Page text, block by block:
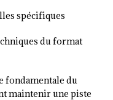
spécifiques
du format
fondamentale du
maintenir une piste